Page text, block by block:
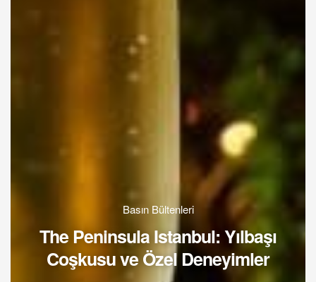
Basın Bültenleri
The Peninsula Istanbul: Yılbaşı
Coşkusu ve Özel Deneyimler